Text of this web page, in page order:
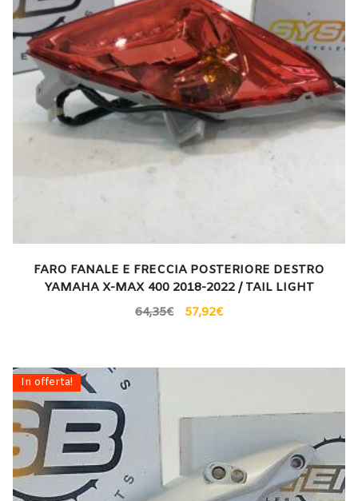
FARO FANALE E FRECCIA POSTERIORE DESTRO
YAMAHA X-MAX 400 2018-2022 / TAIL LIGHT
64,35€ 57,92€
In offerta!